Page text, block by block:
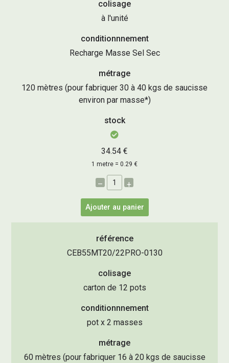
colisage
à l'unité
conditionnnement
Recharge Masse Sel Sec
métrage
120 mètres (pour fabriquer 30 à 40 kgs de saucisse
environ par masse*)
stock
34.54 €
1 metre = 0.29 €
– +
Ajouter au panier
référence
CEB55MT20/22PRO-0130
colisage
carton de 12 pots
conditionnnement
pot x 2 masses
métrage
60 mètres (pour fabriquer 16 à 20 kgs de saucisse